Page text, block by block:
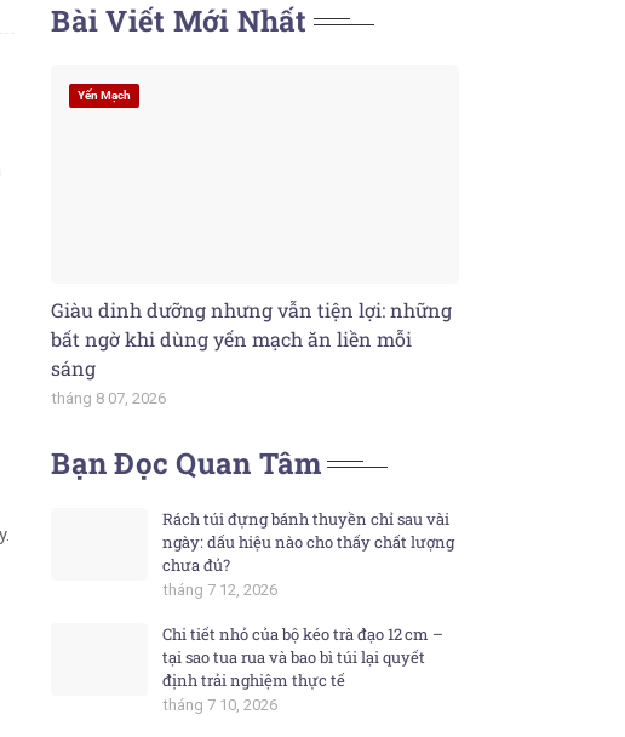
Bài Viết Mới Nhất
Yến Mạch
Giàu dinh dưỡng nhưng vẫn tiện lợi: những
bất ngờ khi dùng yến mạch ăn liền mỗi
sáng
tháng 8 07, 2026
Bạn Đọc Quan Tâm
Rách túi đựng bánh thuyền chỉ sau vài
ngày: dấu hiệu nào cho thấy chất lượng
chưa đủ?
tháng 7 12, 2026
Chi tiết nhỏ của bộ kéo trà đạo 12 cm –
tại sao tua rua và bao bì túi lại quyết
định trải nghiệm thực tế
tháng 7 10, 2026